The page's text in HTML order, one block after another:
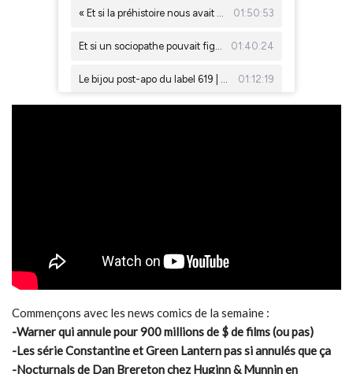
Commençons avec les news comics de la semaine :
-Warner qui annule pour 900 millions de $ de films (ou pas)
-Les série Constantine et Green Lantern pas si annulés que ça
-Nocturnals de Dan Brereton chez Huginn & Munnin en